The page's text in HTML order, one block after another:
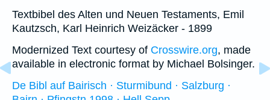
Textbibel des Alten und Neuen Testaments, Emil
Kautzsch, Karl Heinrich Weizäcker - 1899
Modernized Text courtesy of Crosswire.org, made
available in electronic format by Michael Bolsinger.
De Bibl auf Bairisch · Sturmibund · Salzburg ·